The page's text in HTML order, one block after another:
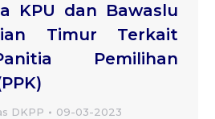
KPU dan Bawaslu
Timur Terkait
Pemilihan
DKPP 09-03-2023